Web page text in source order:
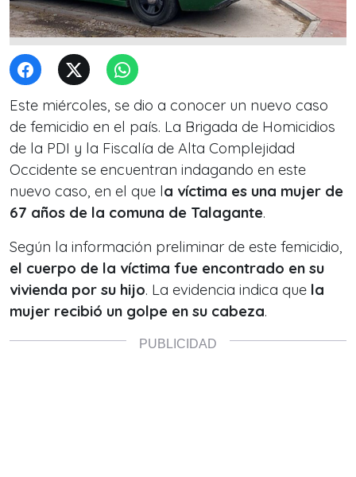
Este miércoles, se dio a conocer un nuevo caso
de femicidio en el país. La Brigada de Homicidios
de la PDI y la Fiscalía de Alta Complejidad
Occidente se encuentran indagando en este
nuevo caso, en el que la víctima es una mujer de
67 años de la comuna de Talagante.
Según la información preliminar de este femicidio,
el cuerpo de la víctima fue encontrado en su
vivienda por su hijo. La evidencia indica que la
mujer recibió un golpe en su cabeza.